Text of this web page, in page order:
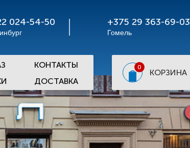
024-54-50 +375 29 363-69-03
Гомель
КОНТАКТЫ
ДОСТАВКА
0
КОРЗИНА